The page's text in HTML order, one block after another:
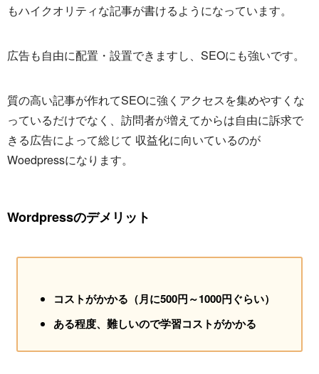
もハイクオリティな記事が書けるようになっています。
広告も自由に配置・設置できますし、SEOにも強いです。
質の高い記事が作れてSEOに強くアクセスを集めやすくな
っているだけでなく、訪問者が増えてからは自由に訴求で
きる広告によって総じて 収益化に向いているのが
Woedpressになります。
Wordpressのデメリット
コストがかかる（月に500円～1000円ぐらい）
ある程度、難しいので学習コストがかかる